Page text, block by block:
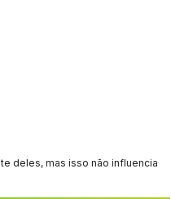
deles, mas isso não influencia